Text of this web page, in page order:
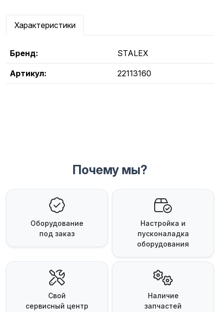
Характеристики
Бренд: STALEX
Артикул: 22113160
Почему мы?
Оборудование
под заказ
Настройка и
пусконаладка
оборудования
Свой
сервисный центр
Наличие
запчастей